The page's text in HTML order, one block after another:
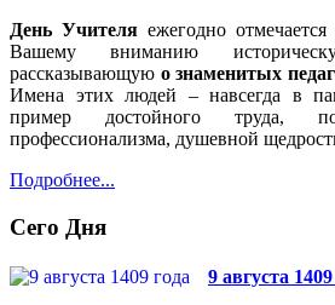
День Учителя ежегодно
Вашему вниманию
рассказывающую о знаменитых
Имена этих людей – навсегда в
пример достойного труда,
профессионализма, душевной
Подробнее...
Сего Дня
9 августа